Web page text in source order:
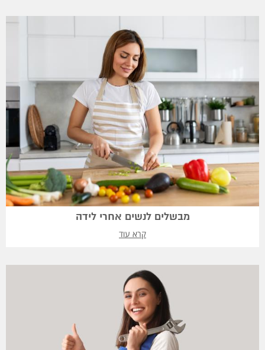
מבשלים לנשים אחרי לידה
קרא עוד